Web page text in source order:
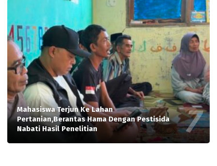
Mahasiswa Terjun Ke Lahan
Pertanian,Berantas Hama Dengan Pestisida
Nabati Hasil Penelitian